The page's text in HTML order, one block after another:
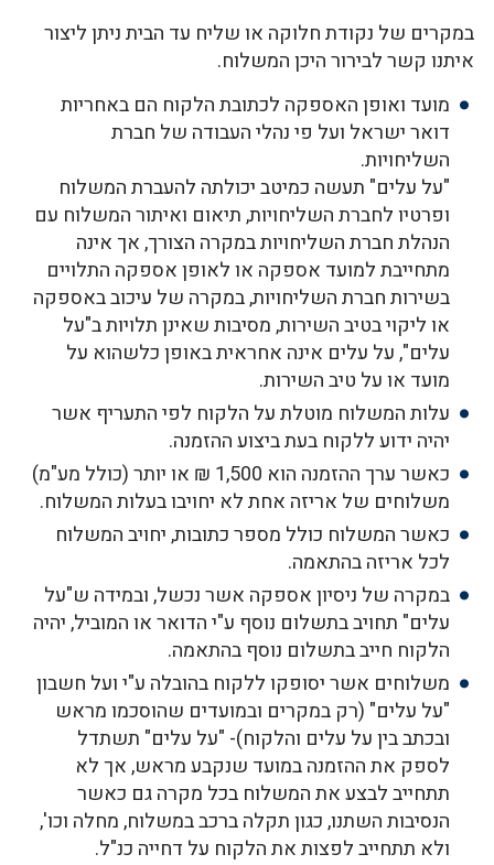
במקרים של נקודת חלוקה או שליח עד הבית ניתן ליצור
איתנו קשר לבירור היכן המשלוח.
מועד ואופן האספקה לכתובת הלקוח הם באחריות
דואר ישראל ועל פי נהלי העבודה של חברת
השליחויות.
"על עלים" תעשה כמיטב יכולתה להעברת המשלוח
ופרטיו לחברת השליחויות, תיאום ואיתור המשלוח עם
הנהלת חברת השליחויות במקרה הצורך, אך אינה
מתחייבת למועד אספקה או לאופן אספקה התלויים
בשירות חברת השליחויות, במקרה של עיכוב באספקה
או ליקוי בטיב השירות, מסיבות שאינן תלויות ב"על
עלים", על עלים אינה אחראית באופן כלשהוא על
מועד או על טיב השירות.
עלות המשלוח מוטלת על הלקוח לפי התעריף אשר
יהיה ידוע ללקוח בעת ביצוע ההזמנה.
כאשר ערך ההזמנה הוא 1,500 ₪ או יותר (כולל מע"מ)
משלוחים של אריזה אחת לא יחויבו בעלות המשלוח.
כאשר המשלוח כולל מספר כתובות, יחויב המשלוח
לכל אריזה בהתאמה.
במקרה של ניסיון אספקה אשר נכשל, ובמידה ש"על
עלים" תחויב בתשלום נוסף ע"י הדואר או המוביל, יהיה
הלקוח חייב בתשלום נוסף בהתאמה.
משלוחים אשר יסופקו ללקוח בהובלה ע"י ועל חשבון
"על עלים" (רק במקרים ובמועדים שהוסכמו מראש
ובכתב בין על עלים והלקוח)- "על עלים" תשתדל
לספק את ההזמנה במועד שנקבע מראש, אך לא
תתחייב לבצע את המשלוח בכל מקרה גם כאשר
הנסיבות השתנו, כגון תקלה ברכב במשלוח, מחלה וכו',
ולא תתחייב לפצות את הלקוח על דחייה כנ"ל.